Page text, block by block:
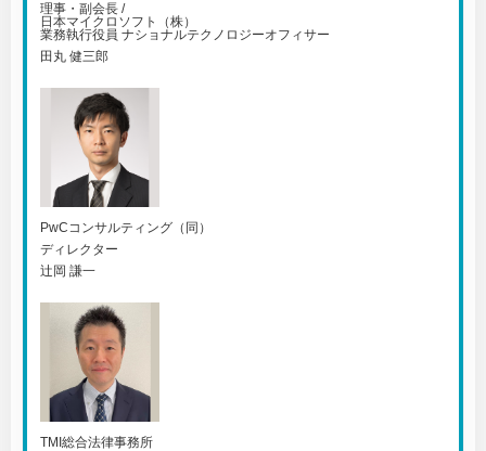
理事・副会長 /
日本マイクロソフト（株）
業務執行役員 ナショナルテクノロジーオフィサー
田丸 健三郎
PwCコンサルティング（同）
ディレクター
辻岡 謙一
TMI総合法律事務所